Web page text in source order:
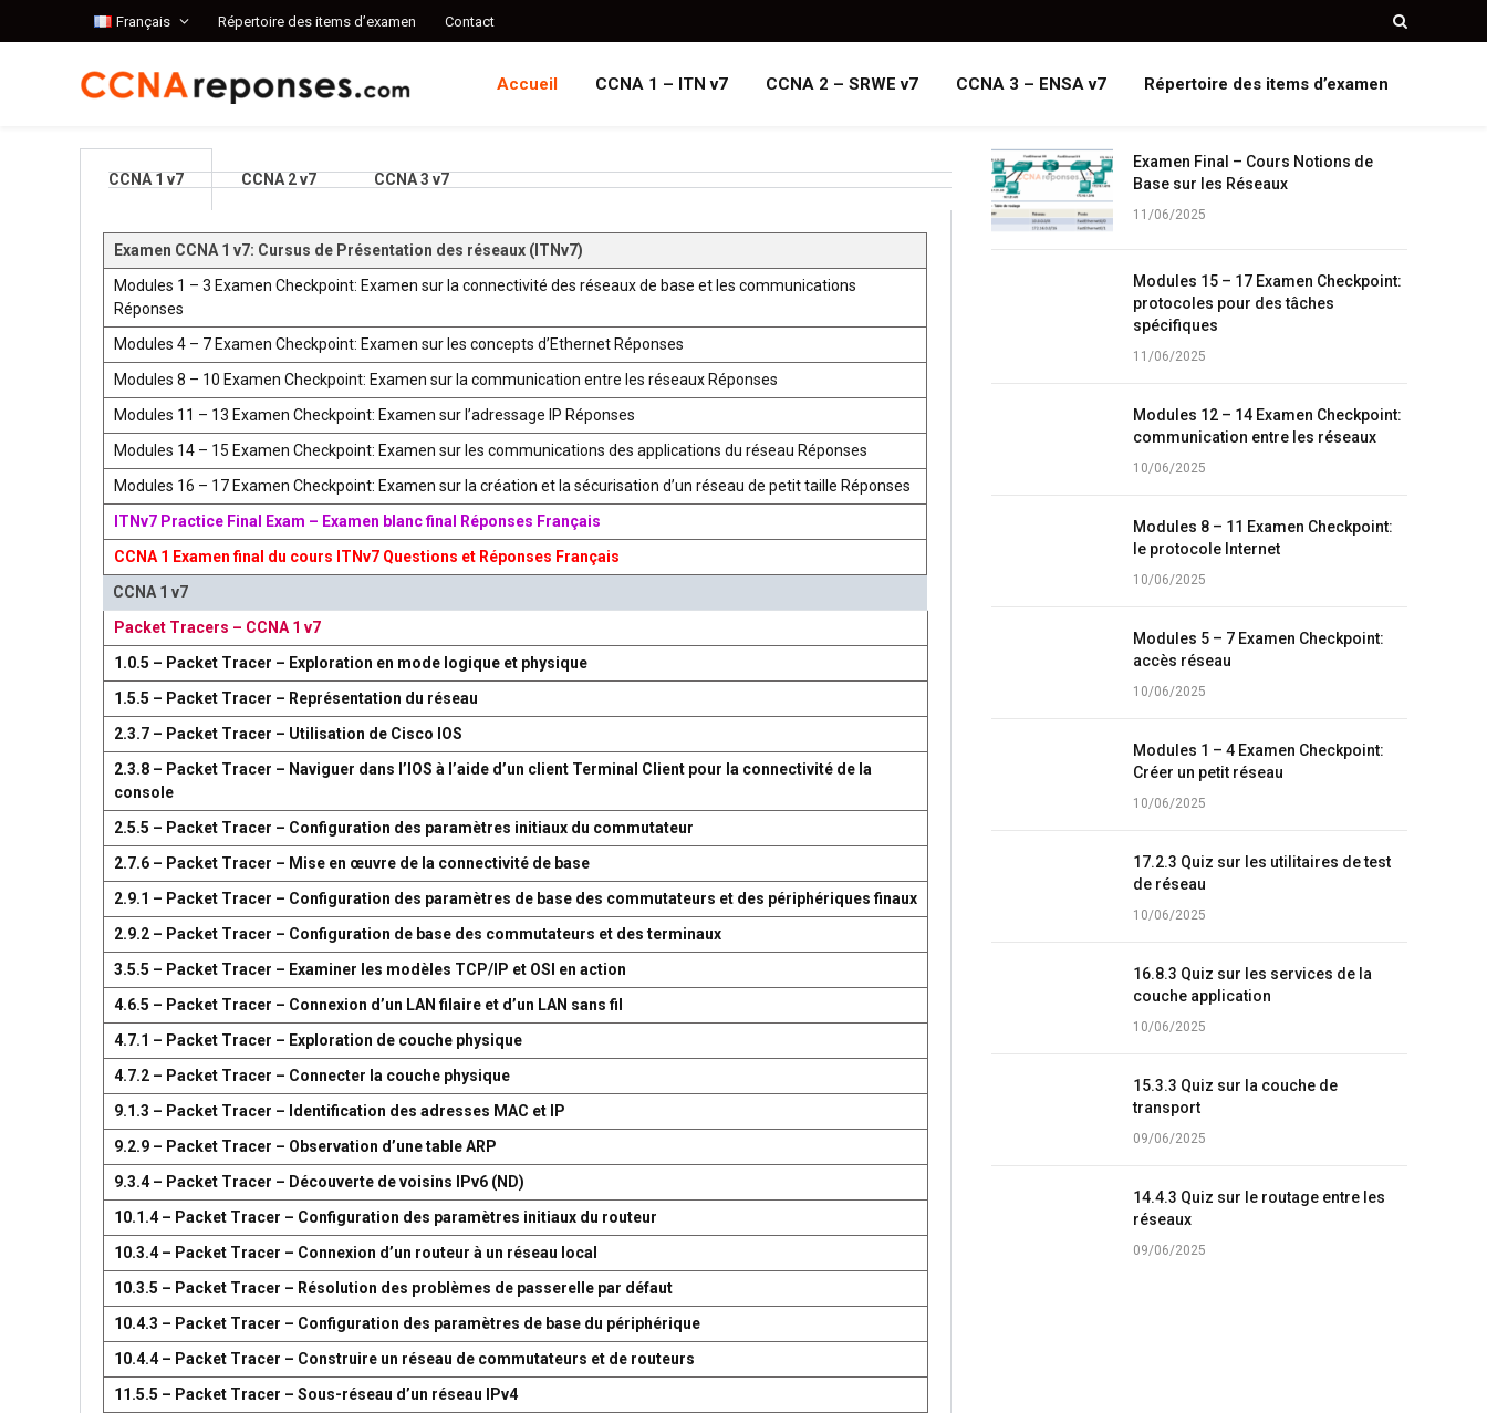
Français Répertoire des items d’examen Contact
Accueil CCNA 1 – ITN v7 CCNA 2 – SRWE v7 CCNA 3 – ENSA v7 Répertoire des items d’examen
CCNA 1 v7 CCNA 2 v7 CCNA 3 v7
Examen CCNA 1 v7: Cursus de Présentation des réseaux (ITNv7)
Modules 1 – 3 Examen Checkpoint: Examen sur la connectivité des réseaux de base et les communications
Réponses
Modules 4 – 7 Examen Checkpoint: Examen sur les concepts d’Ethernet Réponses
Modules 8 – 10 Examen Checkpoint: Examen sur la communication entre les réseaux Réponses
Modules 11 – 13 Examen Checkpoint: Examen sur l’adressage IP Réponses
Modules 14 – 15 Examen Checkpoint: Examen sur les communications des applications du réseau Réponses
Modules 16 – 17 Examen Checkpoint: Examen sur la création et la sécurisation d’un réseau de petit taille Réponses
ITNv7 Practice Final Exam – Examen blanc final Réponses Français
CCNA 1 Examen final du cours ITNv7 Questions et Réponses Français
CCNA 1 v7
Packet Tracers – CCNA 1 v7
1.0.5 – Packet Tracer – Exploration en mode logique et physique
1.5.5 – Packet Tracer – Représentation du réseau
2.3.7 – Packet Tracer – Utilisation de Cisco IOS
2.3.8 – Packet Tracer – Naviguer dans l’IOS à l’aide d’un client Terminal Client pour la connectivité de la
console
2.5.5 – Packet Tracer – Configuration des paramètres initiaux du commutateur
2.7.6 – Packet Tracer – Mise en œuvre de la connectivité de base
2.9.1 – Packet Tracer – Configuration des paramètres de base des commutateurs et des périphériques finaux
2.9.2 – Packet Tracer – Configuration de base des commutateurs et des terminaux
3.5.5 – Packet Tracer – Examiner les modèles TCP/IP et OSI en action
4.6.5 – Packet Tracer – Connexion d’un LAN filaire et d’un LAN sans fil
4.7.1 – Packet Tracer – Exploration de couche physique
4.7.2 – Packet Tracer – Connecter la couche physique
9.1.3 – Packet Tracer – Identification des adresses MAC et IP
9.2.9 – Packet Tracer – Observation d’une table ARP
9.3.4 – Packet Tracer – Découverte de voisins IPv6 (ND)
10.1.4 – Packet Tracer – Configuration des paramètres initiaux du routeur
10.3.4 – Packet Tracer – Connexion d’un routeur à un réseau local
10.3.5 – Packet Tracer – Résolution des problèmes de passerelle par défaut
10.4.3 – Packet Tracer – Configuration des paramètres de base du périphérique
10.4.4 – Packet Tracer – Construire un réseau de commutateurs et de routeurs
11.5.5 – Packet Tracer – Sous-réseau d’un réseau IPv4
Examen Final – Cours Notions de
Base sur les Réseaux
11/06/2025
Modules 15 – 17 Examen Checkpoint:
protocoles pour des tâches
spécifiques
11/06/2025
Modules 12 – 14 Examen Checkpoint:
communication entre les réseaux
10/06/2025
Modules 8 – 11 Examen Checkpoint:
le protocole Internet
10/06/2025
Modules 5 – 7 Examen Checkpoint:
accès réseau
10/06/2025
Modules 1 – 4 Examen Checkpoint:
Créer un petit réseau
10/06/2025
17.2.3 Quiz sur les utilitaires de test
de réseau
10/06/2025
16.8.3 Quiz sur les services de la
couche application
10/06/2025
15.3.3 Quiz sur la couche de
transport
09/06/2025
14.4.3 Quiz sur le routage entre les
réseaux
09/06/2025